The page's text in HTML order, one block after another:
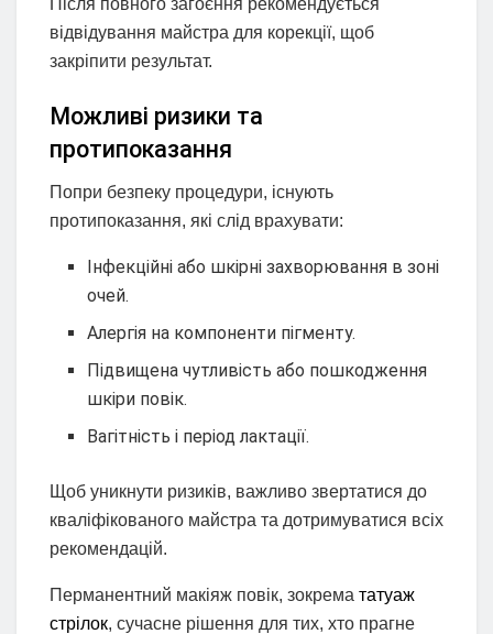
Після повного загоєння рекомендується
відвідування майстра для корекції, щоб
закріпити результат.
Можливі ризики та
протипоказання
Попри безпеку процедури, існують
протипоказання, які слід врахувати:
Інфекційні або шкірні захворювання в зоні
очей.
Алергія на компоненти пігменту.
Підвищена чутливість або пошкодження
шкіри повік.
Вагітність і період лактації.
Щоб уникнути ризиків, важливо звертатися до
кваліфікованого майстра та дотримуватися всіх
рекомендацій.
Перманентний макіяж повік, зокрема татуаж
стрілок, сучасне рішення для тих, хто прагне